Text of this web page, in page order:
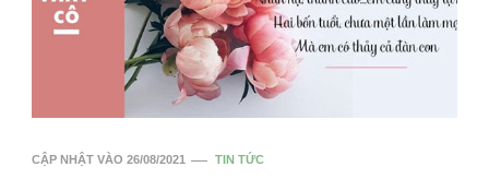
CẬP NHẬT VÀO 26/08/2021 TIN TỨC